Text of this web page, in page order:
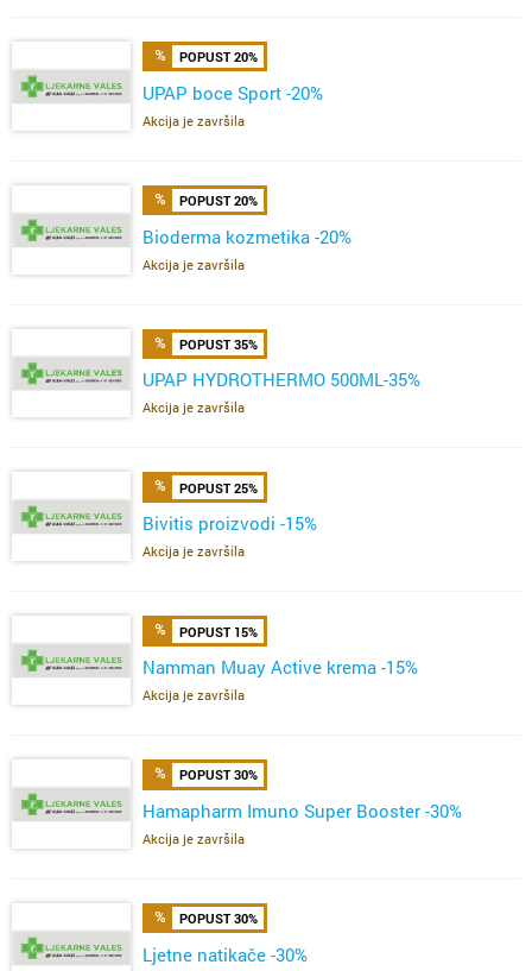
POPUST 20%
UPAP boce Sport -20%
Akcija je završila
POPUST 20%
Bioderma kozmetika -20%
Akcija je završila
POPUST 35%
UPAP HYDROTHERMO 500ML-35%
Akcija je završila
POPUST 25%
Bivitis proizvodi -15%
Akcija je završila
POPUST 15%
Namman Muay Active krema -15%
Akcija je završila
POPUST 30%
Hamapharm Imuno Super Booster -30%
Akcija je završila
POPUST 30%
Ljetne natikače -30%